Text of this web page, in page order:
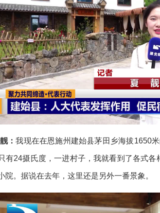
：我现在在恩施州建始县茅田乡海拔1650
有24摄氏度，一进村子，我就看到了各式
院。据说在去年，这里还是另外一番景象。